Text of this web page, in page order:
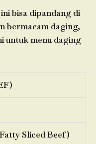
bisa dipandang di
bermacam daging,
untuk menu daging
Sliced Beef)